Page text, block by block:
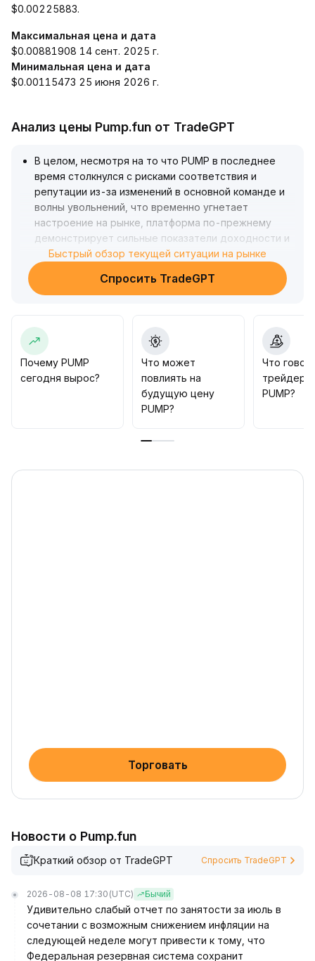
$0.00225883.
Максимальная цена и дата
$0.00881908 14 сент. 2025 г.
Минимальная цена и дата
$0.00115473 25 июня 2026 г.
Анализ цены Pump.fun от TradeGPT
В целом, несмотря на то что PUMP в последнее
время столкнулся с рисками соответствия и
репутации из-за изменений в основной команде и
волны увольнений, что временно угнетает
настроение на рынке, платформа по-прежнему
демонстрирует сильные показатели доходности и
активности экосистемы, что может служить
фундаментальной поддержкой для долгосрочной
стоимости токена.
консолидируется на высоких уровнях, структура
остаётся преимущественно бычьей, однако
дневной RSI уже близок к зоне перекупленности,
что указывает на возможность краткосрочной
коррекции; рекомендуется следить за
устойчивостью поддержки $0,00235
целевые значения — $0,00255, $0,00270 и
С точки зрения стратегии, рекомендуется
Быстрый обзор текущей ситуации на рынке
Спросить TradeGPT
Почему PUMP
сегодня вырос?
Что может
повлиять на
будущую цену
PUMP?
Что
трейдеры
PUMP?
Торговать
Новости о Pump.fun
Краткий обзор от TradeGPT Спросить TradeGPT
2026-08-08 17:30 (UTC) Бычий
Удивительно слабый отчет по занятости за июль в
сочетании с возможным снижением инфляции на
следующей неделе могут привести к тому, что
Федеральная резервная система сохранит